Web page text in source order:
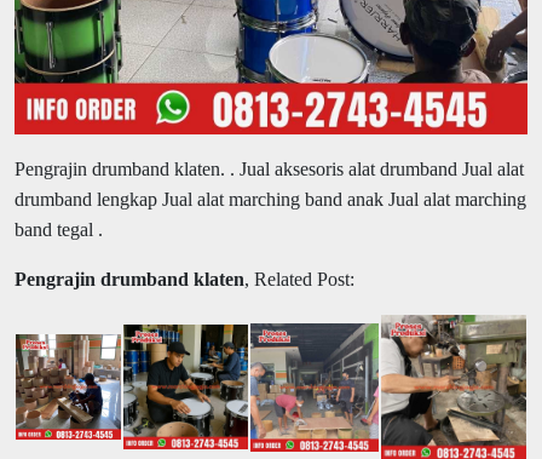
Pengrajin drumband klaten. . Jual aksesoris alat drumband Jual alat
drumband lengkap Jual alat marching band anak Jual alat marching
band tegal .
Pengrajin drumband klaten, Related Post: